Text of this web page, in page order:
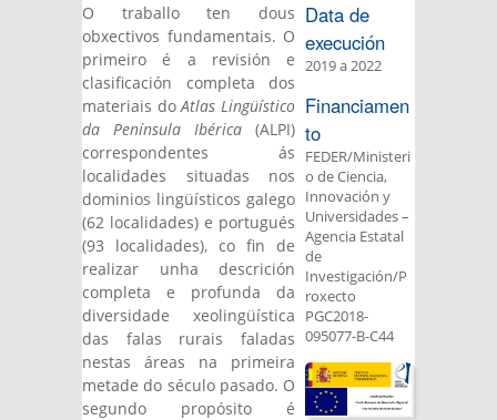
O traballo ten dous
obxectivos fundamentais. O
primeiro é a revisión e
clasificación completa dos
materiais doAtlas Lingüístico
da Península Ibérica (ALPI)
correspondentes ás
localidades situadas nos
dominios lingüísticos galego
(62 localidades) e portugués
(93 localidades), co fin de
realizar unha descrición
completa e profunda da
diversidade xeolingüística
das falas rurais faladas
nestas áreas na primeira
metade do século pasado. O
segundo propósito é
Data de
execución
2019a2022
Financiamen
to
FEDER/Ministeri
o de Ciencia,
Innovación y
Universidades –
Agencia Estatal
de
Investigación/P
roxecto
PGC2018-
095077-B-C44